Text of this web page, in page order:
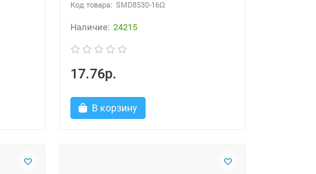
SMD8530-16Ω
24215
17.76р.
В корзину